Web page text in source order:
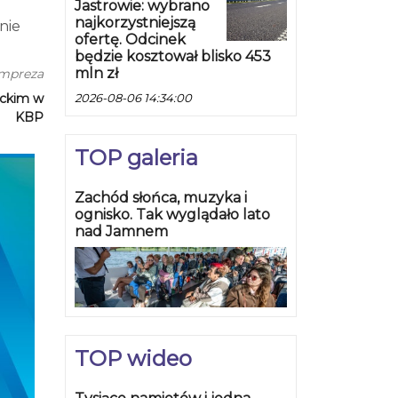
W
się
jak
w
KBP
Jastrowie: wybrano
najkorzystniejszą
ofertę. Odcinek
będzie kosztował blisko 453
mln zł
2026-08-06 14:34:00
TOP galeria
Zachód słońca, muzyka i
ognisko. Tak wyglądało lato
nad Jamnem
TOP wideo